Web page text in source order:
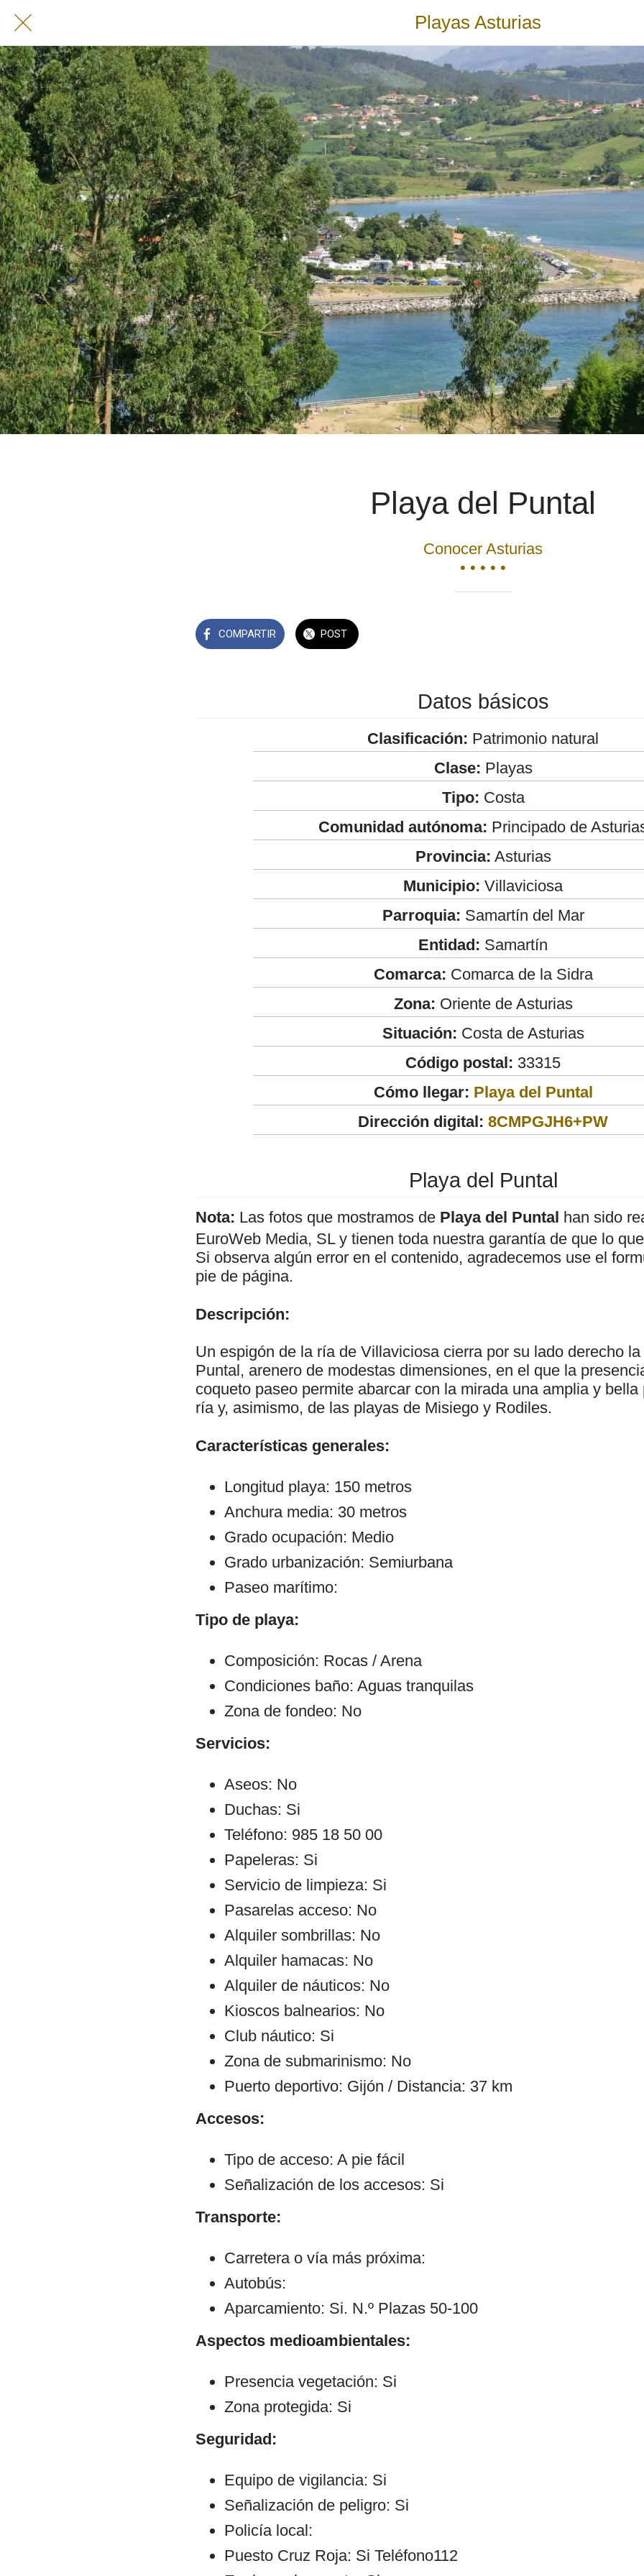
Playas Asturias
Playa del Puntal
Conocer Asturias
• • • • •
COMPARTIR POST
Datos básicos
Clasificación: Patrimonio natural
Clase: Playas
Tipo: Costa
Comunidad autónoma: Principado de
Provincia: Asturias
Municipio: Villaviciosa
Parroquia: Samartín del Mar
Entidad: Samartín
Comarca: Comarca de la Sidra
Zona: Oriente de Asturias
Situación: Costa de Asturias
Código postal: 33315
Cómo llegar: Playa del Puntal
Dirección digital: 8CMPGJH6+PW
Playa del Puntal
Nota: Las fotos que mostramos de Playa del Puntal han sido
EuroWeb Media, SL y tienen toda nuestra garantía de que lo
Si observa algún error en el contenido, agradecemos use el
pie de página.
Descripción:
Un espigón de la ría de Villaviciosa cierra por su lado derecho
Puntal, arenero de modestas dimensiones, en el que la
coqueto paseo permite abarcar con la mirada una amplia y
ría y, asimismo, de las playas de Misiego y Rodiles.
Características generales:
Longitud playa: 150 metros
Anchura media: 30 metros
Grado ocupación: Medio
Grado urbanización: Semiurbana
Paseo marítimo:
Tipo de playa:
Composición: Rocas / Arena
Condiciones baño: Aguas tranquilas
Zona de fondeo: No
Servicios:
Aseos: No
Duchas: Si
Teléfono: 985 18 50 00
Papeleras: Si
Servicio de limpieza: Si
Pasarelas acceso: No
Alquiler sombrillas: No
Alquiler hamacas: No
Alquiler de náuticos: No
Kioscos balnearios: No
Club náutico: Si
Zona de submarinismo: No
Puerto deportivo: Gijón / Distancia: 37 km
Accesos:
Tipo de acceso: A pie fácil
Señalización de los accesos: Si
Transporte:
Carretera o vía más próxima:
Autobús:
Aparcamiento: Si. N.º Plazas 50-100
Aspectos medioambientales:
Presencia vegetación: Si
Zona protegida: Si
Seguridad:
Equipo de vigilancia: Si
Señalización de peligro: Si
Policía local:
Puesto Cruz Roja: Si Teléfono112